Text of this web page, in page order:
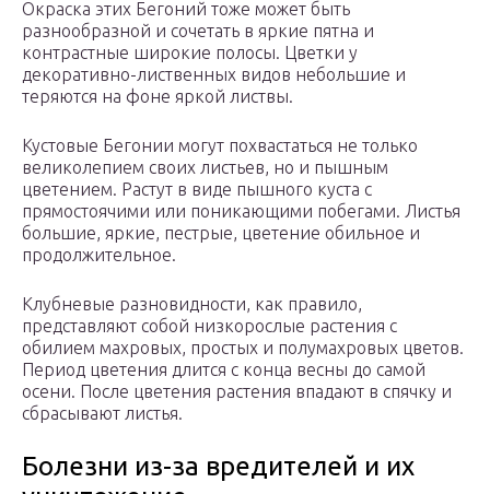
Окраска этих Бегоний тоже может быть
разнообразной и сочетать в яркие пятна и
контрастные широкие полосы. Цветки у
декоративно-лиственных видов небольшие и
теряются на фоне яркой листвы.
Кустовые Бегонии могут похвастаться не только
великолепием своих листьев, но и пышным
цветением. Растут в виде пышного куста с
прямостоячими или поникающими побегами. Листья
большие, яркие, пестрые, цветение обильное и
продолжительное.
Клубневые разновидности, как правило,
представляют собой низкорослые растения с
обилием махровых, простых и полумахровых цветов.
Период цветения длится с конца весны до самой
осени. После цветения растения впадают в спячку и
сбрасывают листья.
Болезни из-за вредителей и их